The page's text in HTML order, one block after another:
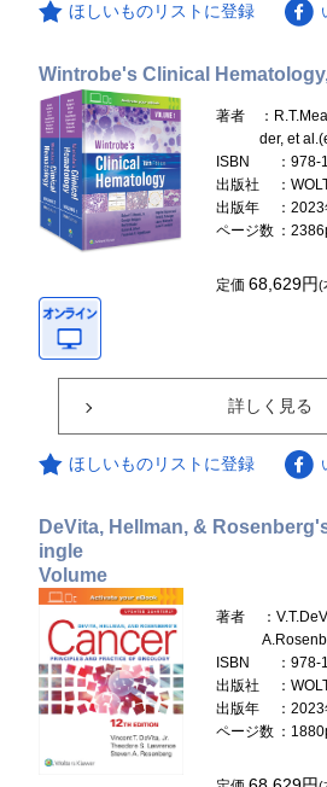
ほしいものリストに登録
Wintrobe's Clinical
著者
：
der, et
ISBN
：
出版社
：
出版年
：
ページ数 ：
定価68,629円(
詳しく見る
ほしいものリストに登録
DeVita, Hellman, &
ingle
Volume
著者
：
ISBN
：
出版社
：
出版年
：
ページ数 ：